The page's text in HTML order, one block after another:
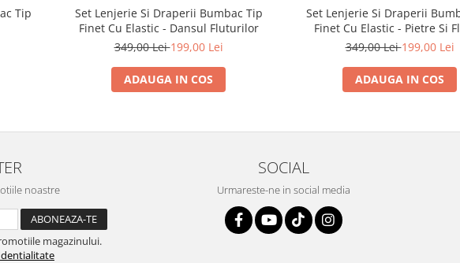
Set Lenjerie Si Draperii Bumbac Tip
Finet Cu Elastic - Dansul Fluturilor
349,00 Lei199,00 Lei
ADAUGA IN COS
Set Lenjerie Si Draperii
Finet Cu Elastic - Pietre Si
349,00 Lei199,00 Lei
ADAUGA IN COS
noastre
magazinului.
SOCIAL
Urmareste-ne in social media